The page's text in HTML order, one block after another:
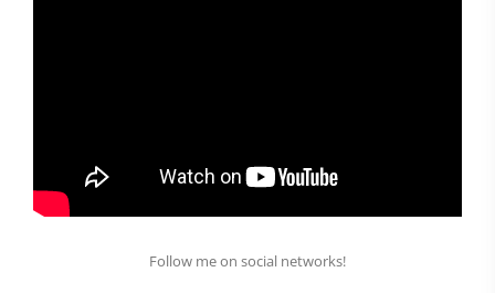
Follow me on social networks!